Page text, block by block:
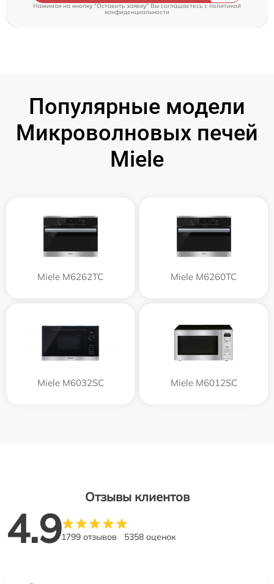
Нажимая на кнопку "Оставить заявку" Вы соглашаетесь cполитикой
конфиденциальности
Популярные модели
Микроволновых печей
Miele
Miele M6262TC Miele M6260TC
Miele M6032SC Miele M6012SC
Отзывы клиентов
4.91799 отзывов 5358 оценок